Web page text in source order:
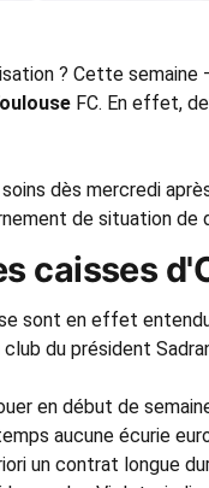
? Cette semaine
FC. En effet,
dès mercredi
de situation de
caisses
sont en effet
du président
en début de
aucune écurie
un contrat longue